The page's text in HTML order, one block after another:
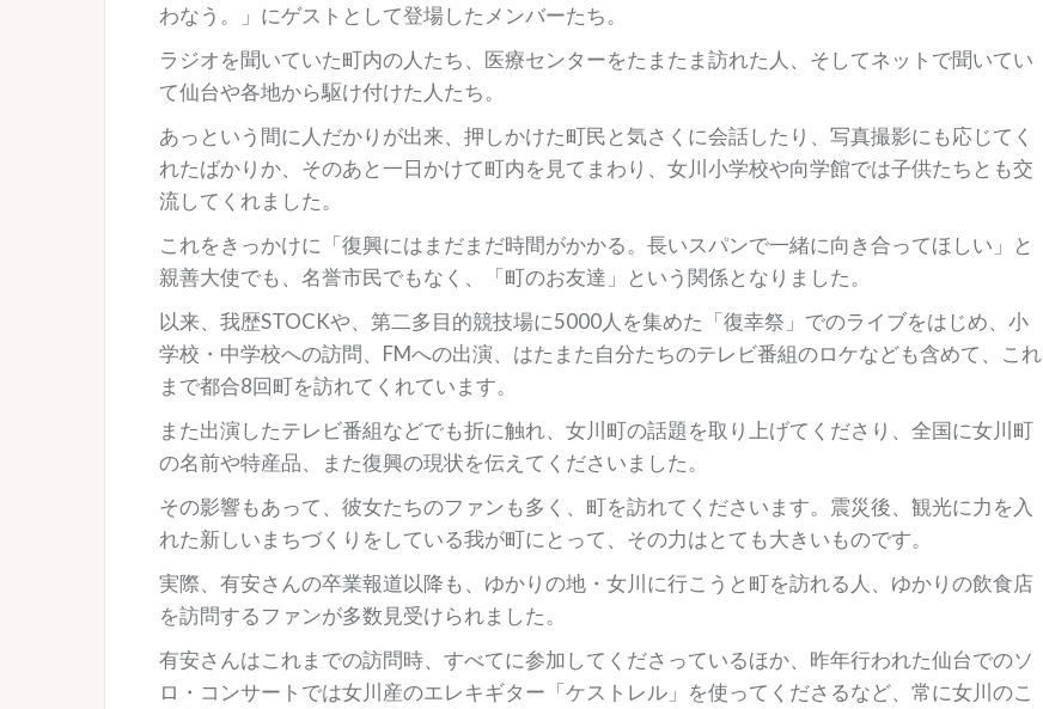
わなう。」にゲストとして登場したメンバーたち。
ラジオを聞いていた町内の人たち、医療センターをたまたま訪れた人、そしてネットで聞いてい
て仙台や各地から駆け付けた人たち。
あっという間に人だかりが出来、押しかけた町民と気さくに会話したり、写真撮影にも応じてく
れたばかりか、そのあと一日かけて町内を見てまわり、女川小学校や向学館では子供たちとも交
流してくれました。
これをきっかけに「復興にはまだまだ時間がかかる。長いスパンで一緒に向き合ってほしい」と
親善大使でも、名誉市民でもなく、「町のお友達」という関係となりました。
以来、我歴STOCKや、第二多目的競技場に5000人を集めた「復幸祭」でのライブをはじめ、小
学校・中学校への訪問、FMへの出演、はたまた自分たちのテレビ番組のロケなども含めて、これ
まで都合8回町を訪れてくれています。
また出演したテレビ番組などでも折に触れ、女川町の話題を取り上げてくださり、全国に女川町
の名前や特産品、また復興の現状を伝えてくださいました。
その影響もあって、彼女たちのファンも多く、町を訪れてくださいます。震災後、観光に力を入
れた新しいまちづくりをしている我が町にとって、その力はとても大きいものです。
実際、有安さんの卒業報道以降も、ゆかりの地・女川に行こうと町を訪れる人、ゆかりの飲食店
を訪問するファンが多数見受けられました。
有安さんはこれまでの訪問時、すべてに参加してくださっているほか、昨年行われた仙台でのソ
ロ・コンサートでは女川産のエレキギター「ケストレル」を使ってくださるなど、常に女川のこ